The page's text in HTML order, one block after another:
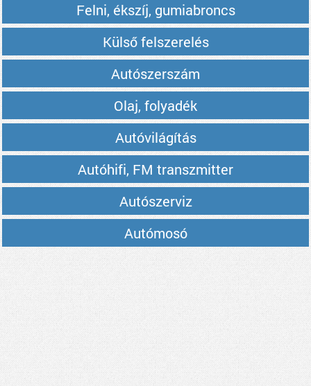
Felni, ékszíj, gumiabroncs
Külső felszerelés
Autószerszám
Olaj, folyadék
Autóvilágítás
Autóhifi, FM transzmitter
Autószerviz
Autómosó